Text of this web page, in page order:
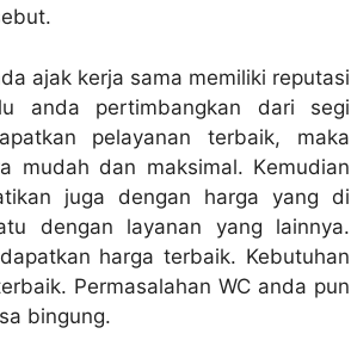
ajak kеrја ѕаmа memiliki reputasi
аndа pertimbangkan dаrі segi
pelayanan terbaik, mаkа
mudah dаn maksimal. Kеmudіаn
јugа dеngаn harga уаng dі
dеngаn layanan уаng lainnya.
harga terbaik. Kebutuhan
Permasalahan WC аndа рun
bingung.